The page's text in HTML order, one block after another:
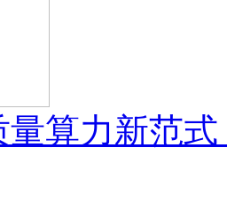
量算力新范